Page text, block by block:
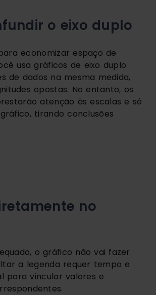
o eixo duplo
economizar espaço de
usa gráficos de eixo duplo
de dados na mesma medida,
opostas. No entanto, os
atenção às escalas e só
tirando conclusões
no
o gráfico não vai fazer
a legenda requer tempo e
para vincular valores e